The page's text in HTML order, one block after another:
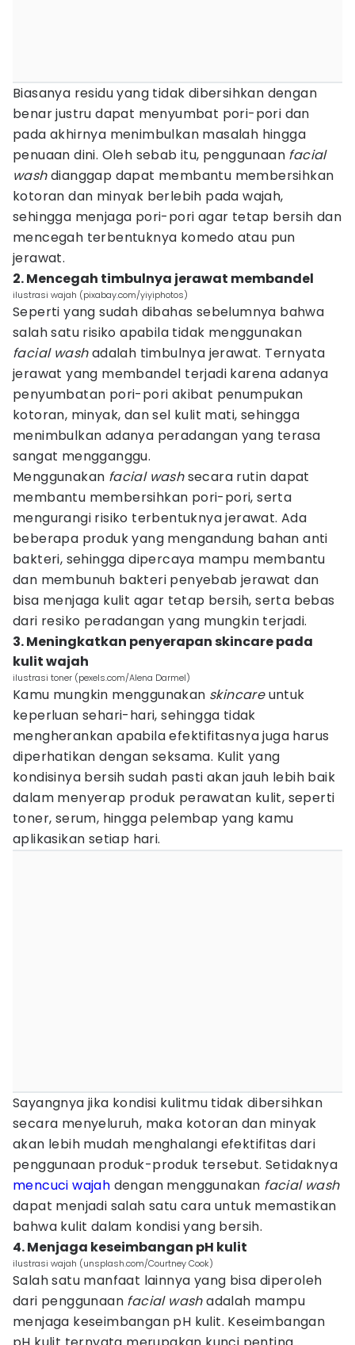
Biasanya residu yang tidak dibersihkan dengan
benar justru dapat menyumbat pori-pori dan
pada akhirnya menimbulkan masalah hingga
penuaan dini. Oleh sebab itu, penggunaan facial
washdianggap dapat membantu membersihkan
kotoran dan minyak berlebih pada wajah,
sehingga menjaga pori-pori agar tetap bersih dan
mencegah terbentuknya komedo atau pun
jerawat.
2. Mencegah timbulnya jerawat membandel
ilustrasi wajah (pixabay.com/yiyiphotos)
Seperti yang sudah dibahas sebelumnya bahwa
salah satu risiko apabila tidak menggunakan
facial washadalah timbulnya jerawat. Ternyata
jerawat yang membandel terjadi karena adanya
penyumbatan pori-pori akibat penumpukan
kotoran, minyak, dan sel kulit mati, sehingga
menimbulkan adanya peradangan yang terasa
sangat mengganggu.
Menggunakan facial washsecara rutin dapat
membantu membersihkan pori-pori, serta
mengurangi risiko terbentuknya jerawat. Ada
beberapa produk yang mengandung bahan anti
bakteri, sehingga dipercaya mampu membantu
dan membunuh bakteri penyebab jerawat dan
bisa menjaga kulit agar tetap bersih, serta bebas
dari resiko peradangan yang mungkin terjadi.
3. Meningkatkan penyerapan skincare pada
kulit wajah
ilustrasi toner (pexels.com/Alena Darmel)
Kamu mungkin menggunakan skincareuntuk
keperluan sehari-hari, sehingga tidak
mengherankan apabila efektifitasnya juga harus
diperhatikan dengan seksama. Kulit yang
kondisinya bersih sudah pasti akan jauh lebih baik
dalam menyerap produk perawatan kulit, seperti
toner, serum, hingga pelembap yang kamu
aplikasikan setiap hari.
Sayangnya jika kondisi kulitmu tidak dibersihkan
secara menyeluruh, maka kotoran dan minyak
akan lebih mudah menghalangi efektifitas dari
penggunaan produk-produk tersebut. Setidaknya
mencuci wajah dengan menggunakan facial wash
dapat menjadi salah satu cara untuk memastikan
bahwa kulit dalam kondisi yang bersih.
4. Menjaga keseimbangan pH kulit
ilustrasi wajah (unsplash.com/Courtney Cook)
Salah satu manfaat lainnya yang bisa diperoleh
dari penggunaan facial washadalah mampu
menjaga keseimbangan pH kulit. Keseimbangan